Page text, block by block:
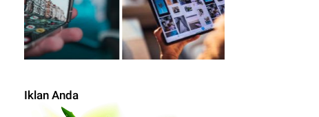
Iklan Anda